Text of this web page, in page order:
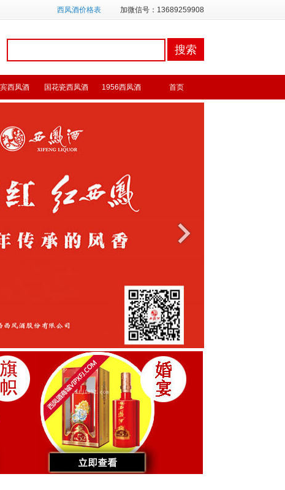
西凤酒价格表 加微信号：13689259908
首页
1956西凤酒
国花瓷西凤酒
西凤酒